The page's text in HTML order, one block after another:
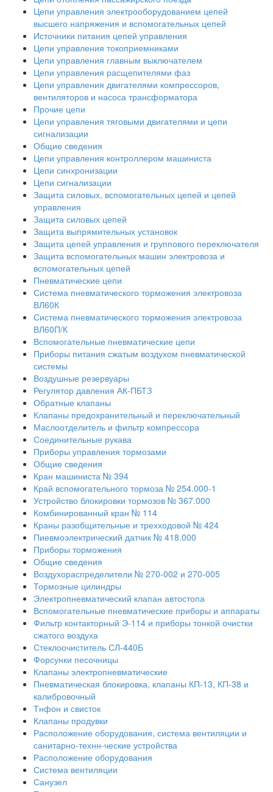
Цепи управления электрооборудованием цепей
высшего напряжения и вспомогательных цепей
Источники питания цепей управления
Цепи управления токоприемниками
Цепи управления главным выключателем
Цепи управления расщепителями фаз
Цепи управления двигателями компрессоров,
вентиляторов и насоса трансформатора
Прочие цепи
Цепи управления тяговыми двигателями и цепи
сигнализации
Общие сведения
Цепи управления контроллером машиниста
Цепи синхронизации
Цепи сигнализации
Защита силовых, вспомогательных цепей и цепей
управления
Защита силовых цепей
Защита выпрямительных установок
Защита цепей управления и группового переключателя
Защита вспомогательных машин электровоза и
вспомогательных цепей
Пневматические цепи
Система пневматического торможения электровоза
ВЛ60К
Система пневматического торможения электровоза
ВЛ60П/К
Вспомогательные пневматические цепи
Приборы питания сжатым воздухом пневматической
системы
Воздушные резервуары
Регулятор давления АК-ПБТЗ
Обратные клапаны
Клапаны предохранительный и переключательный
Маслоотделитель и фильтр компрессора
Соединительные рукава
Приборы управления тормозами
Общие сведения
Кран машиниста № 394
Край вспомогательного тормоза № 254.000-1
Устройство блокировки тормозов № 367.000
Комбинированный кран № 114
Краны разобщительные и трехходовой № 424
Пиевмоэлектрический датчик № 418.000
Приборы торможения
Общие сведения
Воздухораспределители № 270-002 и 270-005
Тормозные цилиндры
Электропневматический клапан автостопа
Вспомогательные пневматические приборы и аппараты
Фильтр контакторный Э-114 и приборы тонкой очистки
сжатого воздуха
Стеклоочиститель СЛ-440Б
Форсунки песочницы
Клапаны электропневматические
Пневматическая блокировка, клапаны КП-13, КП-38 и
калибровочный
Тнфон и свисток
Клапаны продувки
Расположение оборудования, система вентиляции и
санитарно-технн-ческие устройства
Расположение оборудования
Система вентиляции
Санузел